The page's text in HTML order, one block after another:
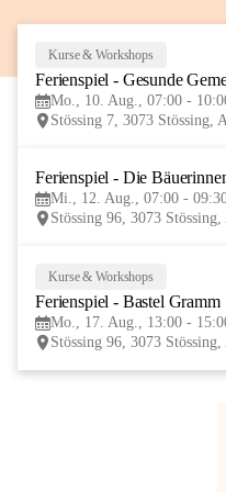
Kurse & Workshops
Ferienspiel - Gesunde
Mo., 10. Aug., 07:00 -
Stössing 7, 3073 Stössing,
Ferienspiel - Die
Mi., 12. Aug., 07:00 -
Stössing 96, 3073
Kurse & Workshops
Ferienspiel - Bastel Gramm
Mo., 17. Aug., 13:00 -
Stössing 96, 3073